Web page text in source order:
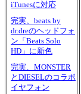
iTunesに対応
完実、beats by
dr.dreのヘッドフォ
ン「Beats Solo
HD」に新色
完実、MONSTER
とDIESELのコラボ
イヤフォン